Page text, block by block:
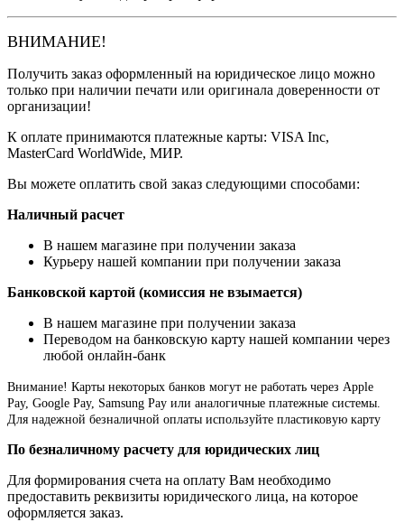
ВНИМАНИЕ!
Получить заказ оформленный на юридическое лицо можно
только при наличии печати или оригинала доверенности от
организации!
К оплате принимаются платежные карты: VISA Inc,
MasterCard WorldWide, МИР.
Вы можете оплатить свой заказ следующими способами:
Наличный расчет
В нашем магазине при получении заказа
Курьеру нашей компании при получении заказа
Банковской картой (комиссия не взымается)
В нашем магазине при получении заказа
Переводом на банковскую карту нашей компании через
любой онлайн-банк
Внимание! Карты некоторых банков могут не работать через Apple
Pay, Google Pay, Samsung Pay или аналогичные платежные системы.
Для надежной безналичной оплаты используйте пластиковую карту
По безналичному расчету для юридических лиц
Для формирования счета на оплату Вам необходимо
предоставить реквизиты юридического лица, на которое
оформляется заказ.